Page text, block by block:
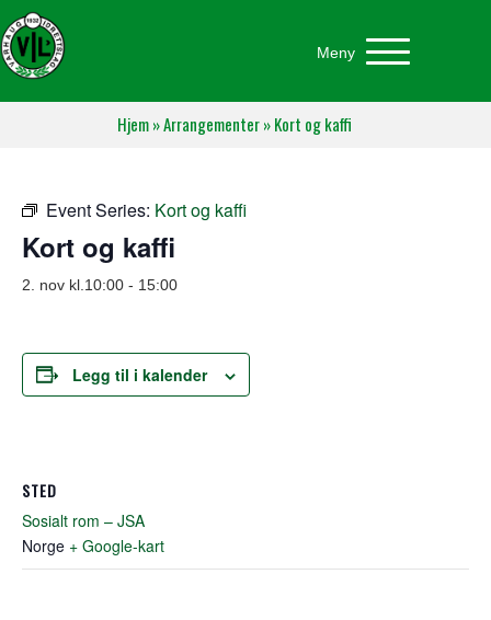
Meny
Hjem»Arrangementer»Kort og kaffi
Event Series: Kort og kaffi
Kort og kaffi
2. nov kl.10:00 - 15:00
Legg til i kalender
STED
Sosialt rom – JSA
Norge + Google-kart